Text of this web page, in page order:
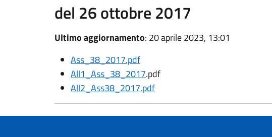
del 26 ottobre 2017
Ultimo aggiornamento: 20 aprile 2023, 13:01
Ass_38_2017.pdf
All1_Ass_38_2017.pdf
All2_Ass38_2017.pdf